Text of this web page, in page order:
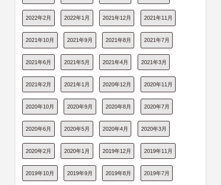
2022年2月 2022年1月 2021年12月 2021年11月
2021年10月 2021年9月 2021年8月 2021年7月
2021年6月 2021年5月 2021年4月 2021年3月
2021年2月 2021年1月 2020年12月 2020年11月
2020年10月 2020年9月 2020年8月 2020年7月
2020年6月 2020年5月 2020年4月 2020年3月
2020年2月 2020年1月 2019年12月 2019年11月
2019年10月 2019年9月 2019年8月 2019年7月